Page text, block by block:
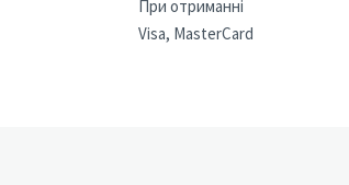
При отриманні
Visa, MasterCard